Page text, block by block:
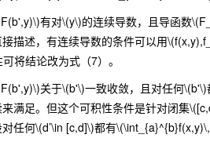
有对\(y\)的连续导数，且导函数
描述，有连续导数的条件可以用
将结论改为式（7）。
关于\(b'\)一致收敛，且对任何
满足。但这个可积性条件是针对闭集
任何\(d’\in [c,d]\)都有